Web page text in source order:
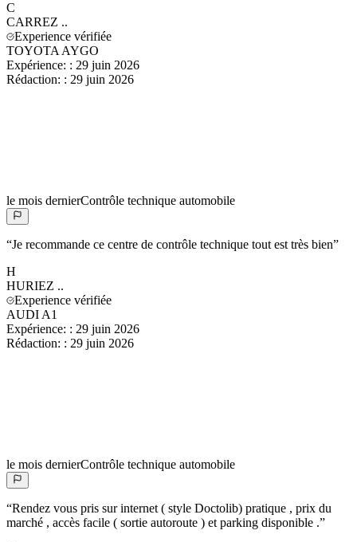
C
CARREZ ..
Experience vérifiée
TOYOTA AYGO
Expérience: : 29 juin 2026
Rédaction: : 29 juin 2026
le mois dernierContrôle technique automobile
“Je recommande ce centre de contrôle technique tout est très bien”
H
HURIEZ ..
Experience vérifiée
AUDI A1
Expérience: : 29 juin 2026
Rédaction: : 29 juin 2026
le mois dernierContrôle technique automobile
“Rendez vous pris sur internet ( style Doctolib) pratique , prix du
marché , accès facile ( sortie autoroute ) et parking disponible .”